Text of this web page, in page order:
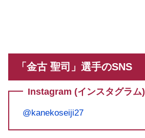
「金古 聖司」選手のSNS
Instagram (インスタグラム)
@kanekoseiji27